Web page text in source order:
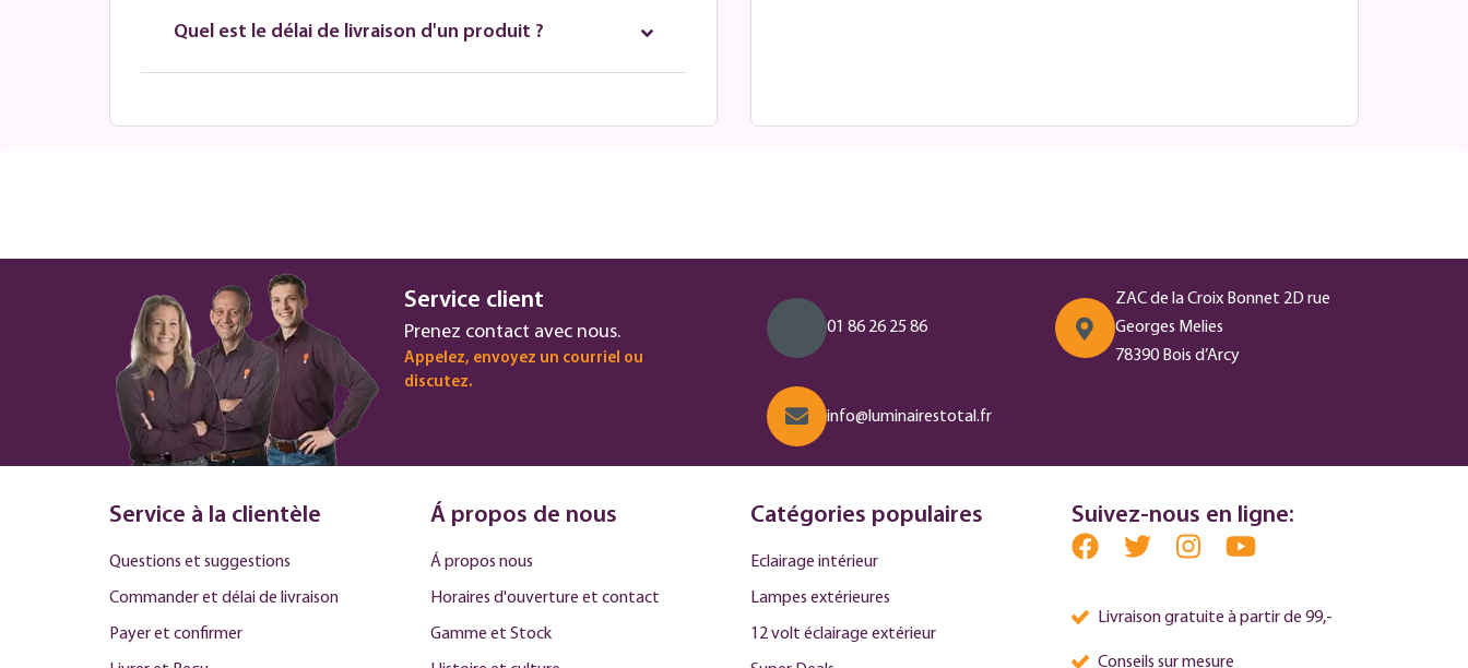
Quel est le délai de livraison d'un produit ?
Service client
Prenez contact avec nous.
Appelez, envoyez un courriel ou
discutez.
01 86 26 25 86
ZAC de la Croix Bonnet 2D rue
Georges Melies
78390 Bois d’Arcy
info@luminairestotal.fr
Service à la clientèle
Questions et suggestions
Commander et délai de livraison
Payer et confirmer
Á propos de nous
Á propos nous
Horaires d'ouverture et contact
Gamme et Stock
Catégories populaires
Eclairage intérieur
Lampes extérieures
12 volt éclairage extérieur
Suivez-nous en ligne:
Livraison gratuite à partir de 99,-
Conseils sur mesure